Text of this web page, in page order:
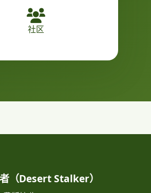
社区
（Desert Stalker）